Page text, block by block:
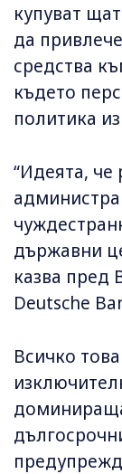
купуват
да
средства
където
политика
“Идеята, че
държавни
казва пред
Deutsche
Всичко